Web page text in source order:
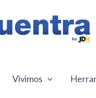
Vivimos